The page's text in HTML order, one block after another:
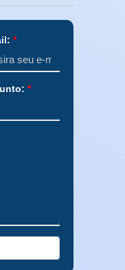
*
*